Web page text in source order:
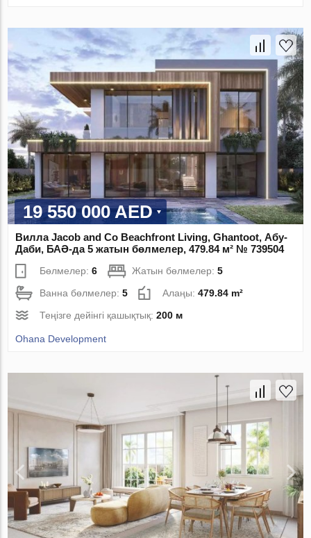
19 550 000 AED
Вилла Jacob and Co Beachfront Living, Ghantoot, Абу-
Даби, БАӘ-да 5 жатын бөлмелер, 479.84 м² № 739504
Бөлмелер:6 Жатын бөлмелер:5
Ванна бөлмелер:5 Алаңы:479.84 m²
Теңізге дейінгі қашықтық:200 м
Ohana Development